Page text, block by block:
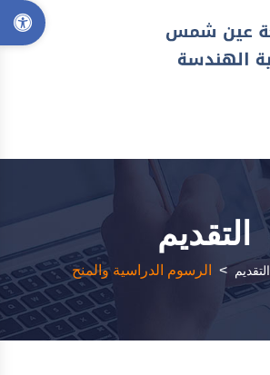
التقديم
التقديم > الرسوم الدراسية والمنح